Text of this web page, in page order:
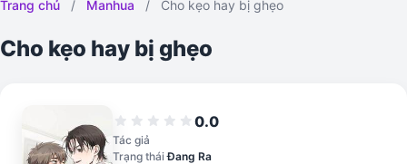
Trang chủ / Manhua / Cho kẹo hay bị ghẹo
Cho kẹo hay bị ghẹo
star star star star star 0.0
Tác giả
Trạng thái Đang Ra